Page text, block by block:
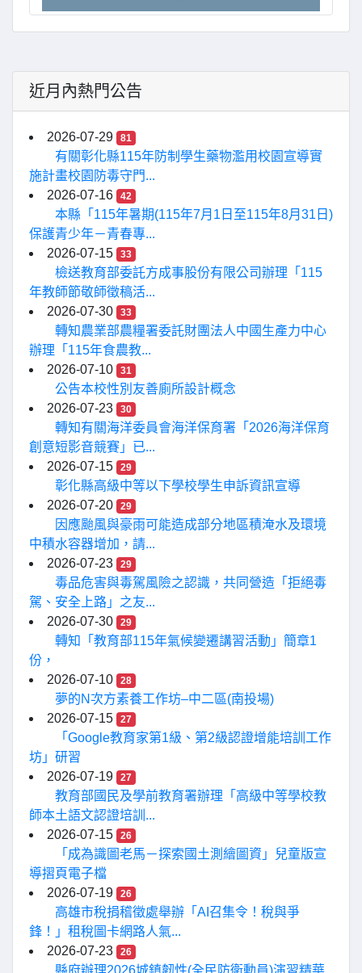
近月內熱門公告
2026-07-29 81
有關彰化縣115年防制學生藥物濫用校園宣導實
施計畫校園防毒守門...
2026-07-16
42
本縣「115年暑期(115年7月1日至115年8月31日)
保護青少年－青春專...
2026-07-15
33
檢送教育部委託方成事股份有限公司辦理「115
年教師節敬師徵稿活...
2026-07-30
33
轉知農業部農糧署委託財團法人中國生產力中心
辦理「115年食農教...
2026-07-10
31
公告本校性別友善廁所設計概念
2026-07-23
30
轉知有關海洋委員會海洋保育署「2026海洋保育
創意短影音競賽」已...
2026-07-15
29
彰化縣高級中等以下學校學生申訴資訊宣導
2026-07-20
29
因應颱風與豪雨可能造成部分地區積淹水及環境
中積水容器增加，請...
2026-07-23
29
毒品危害與毒駕風險之認識，共同營造「拒絕毒
駕、安全上路」之友...
2026-07-30
29
轉知「教育部115年氣候變遷講習活動」簡章1
份，
2026-07-10
28
夢的N次方素養工作坊–中二區(南投場)
2026-07-15
27
「Google教育家第1級、第2級認證增能培訓工作
坊」研習
2026-07-19
27
教育部國民及學前教育署辦理「高級中等學校教
師本土語文認證培訓...
2026-07-15
26
「成為識圖老馬－探索國土測繪圖資」兒童版宣
導摺頁電子檔
2026-07-19
26
高雄市稅捐稽徵處舉辦「AI召集令！稅與爭
鋒！」租稅圖卡網路人氣...
2026-07-23
26
縣府辦理2026城鎮韌性(全民防衛動員)演習精華